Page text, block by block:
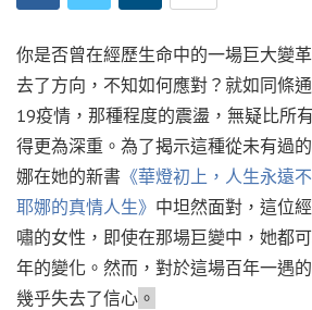
你是否曾在經歷生命中的一場巨大變
去了方向，不知如何應對？就如同條
19疫情，那種程度的震盪，無疑比所
得更為深重。為了揭示這種從未有過
娜在她的新書 《華燈初上，人生永遠
耶娜的真情人生》 中坦然面對，這位
嘯的女性，即使在那場巨變中，她都
年的變化。然而，對於這場百年一遇
幾乎失去了信心 。